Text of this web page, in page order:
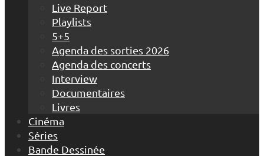
Live Report
Playlists
5+5
Agenda des sorties 2026
Agenda des concerts
Interview
Documentaires
Livres
Cinéma
Séries
Bande Dessinée